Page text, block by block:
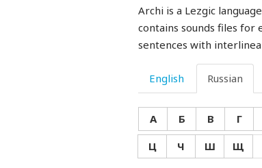
Archi is a Lezgic
contains sounds files
sentences with
English Russian
А Б В Г
Ц
Ч Ш Щ
остаток
осторожно
осторожный
остывать
осуждать